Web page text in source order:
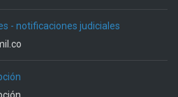
- notificaciones judiciales